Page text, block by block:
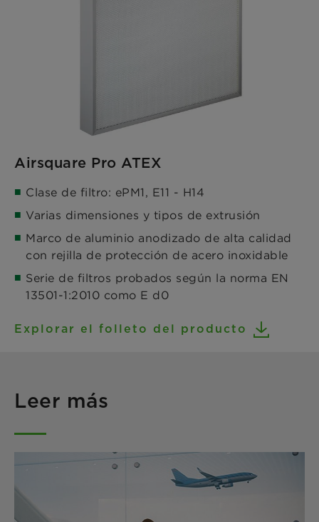
Airsquare Pro ATEX
Clase de filtro: ePM1, E11 - H14
Varias dimensiones y tipos de extrusión
Marco de aluminio anodizado de alta calidad
con rejilla de protección de acero inoxidable
Serie de filtros probados según la norma EN
13501-1:2010 como E d0
Explorar el folleto del producto
Leer más